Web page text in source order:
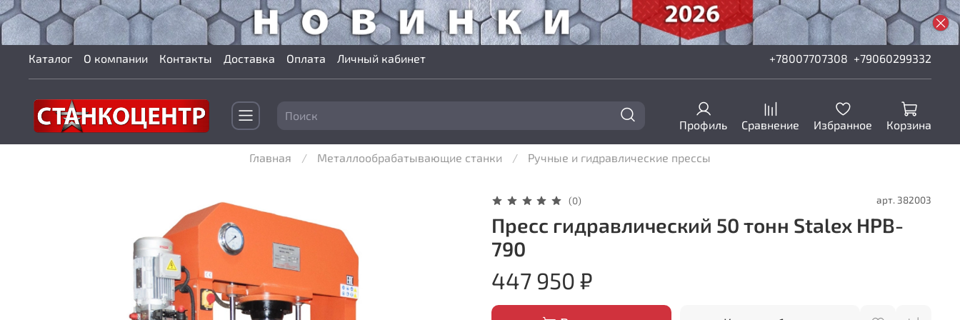
Каталог О компании Контакты Доставка Оплата Личный кабинет +78007707308 +79060299332
Профиль Сравнение Избранное Корзина
Главная Металлообрабатывающие станки Ручные и гидравлические прессы
(0) арт. 382003
Пресс гидравлический 50 тонн Stalex HPB-
790
447 950 ₽